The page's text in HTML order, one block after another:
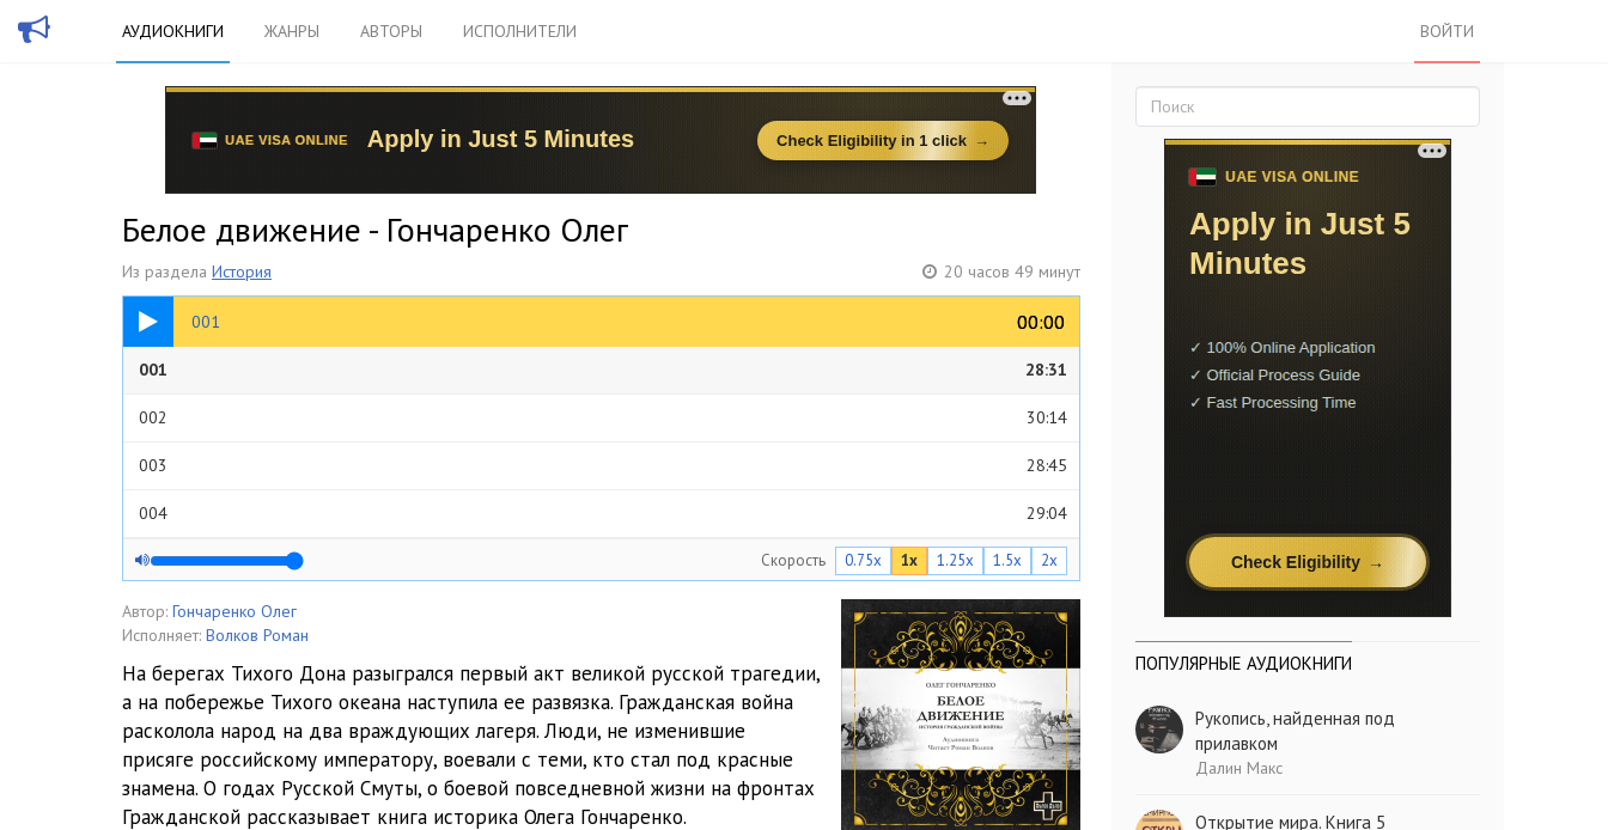
АУДИОКНИГИ ЖАНРЫ АВТОРЫ ИСПОЛНИТЕЛИ ВОЙТИ
Белое движение - Гончаренко Олег
Из раздела История 20 часов 49 минут
001 00:00
00:00
28:31
001 28:31
002 30:14
003 28:45
004 29:04
005 27:23
006 44:49
30:26
008 27:25
009 29:33
010 33:05
Скорость 0.75x 1x 1.25x 1.5x 2x
Автор: Гончаренко Олег
Исполняет: Волков Роман
На берегах Тихого Дона разыгрался первый акт великой русской трагедии,
а на побережье Тихого океана наступила ее развязка. Гражданская война
расколола народ на два враждующих лагеря. Люди, не изменившие
присяге российскому императору, воевали с теми, кто стал под красные
знамена. О годах Русской Смуты, о боевой повседневной жизни на фронтах
Гражданской рассказывает книга историка Олега Гончаренко.
ПОПУЛЯРНЫЕ АУДИОКНИГИ
Рукопись, найденная под
прилавком
Далин Макс
Открытие мира. Книга 5